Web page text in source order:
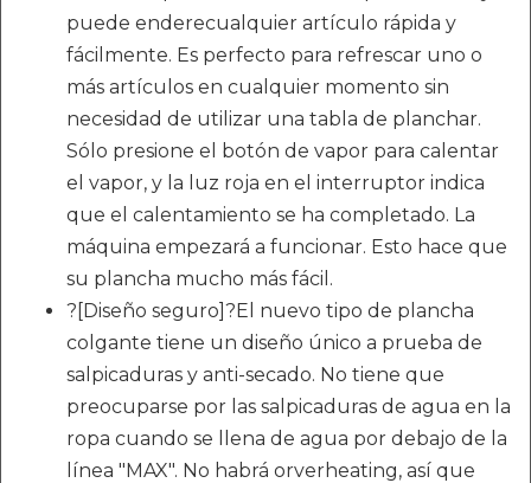
puede enderecualquier artículo rápida y
fácilmente. Es perfecto para refrescar uno o
más artículos en cualquier momento sin
necesidad de utilizar una tabla de planchar.
Sólo presione el botón de vapor para calentar
el vapor, y la luz roja en el interruptor indica
que el calentamiento se ha completado. La
máquina empezará a funcionar. Esto hace que
su plancha mucho más fácil.
?[Diseño seguro]?El nuevo tipo de plancha
colgante tiene un diseño único a prueba de
salpicaduras y anti-secado. No tiene que
preocuparse por las salpicaduras de agua en la
ropa cuando se llena de agua por debajo de la
línea "MAX". No habrá orverheating, así que